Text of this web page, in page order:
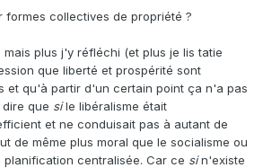
pour la liberté elle-même.
critiquer l'association entre
de connivence, mais je déplore
entre libéralisme et capitalisme tout court
le respect de la propriété privée mais
à placer l'accumulation des richesses
de l'activité humaine).
formes collectives de propriété ?
plus j'y réfléchi (et plus je lis tatie
que liberté et prospérité sont
et qu'à partir d'un certain point ça n'a pas
que sile libéralisme était
et ne conduisait pas à autant de
de même plus moral que le socialisme ou
centralisée. Car ce sin'existe